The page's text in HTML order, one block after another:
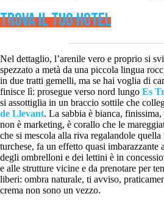
TROVA IL TUO HOTEL
Nel dettaglio, l’arenile vero e proprio si
spezzato a metà da una piccola lingua
in due tratti gemelli, ma se hai voglia di
finisce lì: prosegue verso nord lungo Es
si assottiglia in un braccio sottile che
de Llevant. La sabbia è bianca,
non è marketing, è corallo che le
che si mescola alla riva regalandole
turchese, fa un effetto quasi imbarazzante
degli ombrelloni e dei lettini è in
e alle strutture vicine e da prenotare per
liberi: ombra naturale, ti avviso,
crema non sono un vezzo.